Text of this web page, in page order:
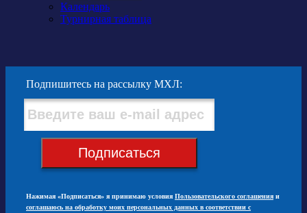
Календарь
Турнирная таблица
Подпишитесь на рассылку МХЛ:
Подписаться
Нажимая «Подписаться» я принимаю условия Пользовательского соглашения и
соглашаюсь на обработку моих персональных данных в соответствии с